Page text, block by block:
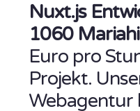
Nuxt.js
1060
Euro pro
Projekt.
Webagentur